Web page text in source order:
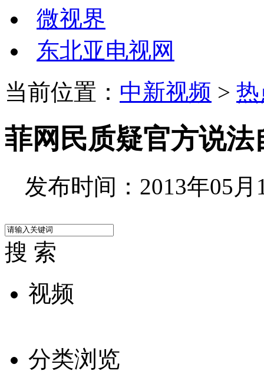
微视界
东北亚电视网
当前位置： 中新视频 >
菲网民质疑官方说
发布时间：2013年05月
搜 索
视频
分类浏览